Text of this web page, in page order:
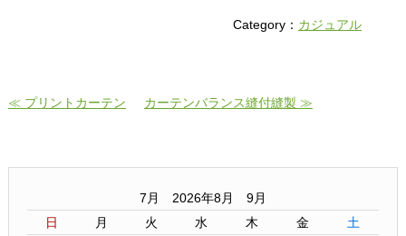
Category： カジュアル
≪ プリントカーテン カーテンバランス縫付縫製 ≫
7月 2026年8月 9月
日
月 火 水 木 金
土